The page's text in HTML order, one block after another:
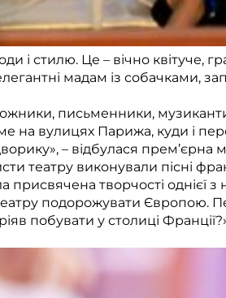
і стилю. Це – вічно квітуче,
мадам із собачками,
письменники,
на вулицях Парижа, куди і
– відбулася прем’єрна
театру виконували пісні
творчості однієї з
подорожувати Європою.
побувати у столиці